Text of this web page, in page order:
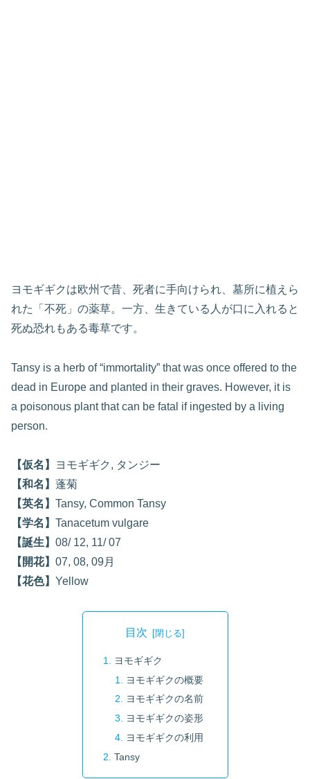
ヨモギギクは欧州で昔、死者に手向けられ、墓所に植えら
れた「不死」の薬草。一方、生きている人が口に入れると
死ぬ恐れもある毒草です。
Tansy is a herb of “immortality” that was once offered to the
dead in Europe and planted in their graves. However, it is
a poisonous plant that can be fatal if ingested by a living
person.
【仮名】
ヨモギギク, タンジー
【和名】 蓬菊
【英名】 Tansy, Common Tansy
【学名】 Tanacetum vulgare
【誕生】 08/ 12, 11/ 07
【開花】 07, 08, 09月
【花色】 Yellow
目次
ヨモギギク
ヨモギギクの概要
ヨモギギクの名前
ヨモギギクの姿形
ヨモギギクの利用
Tansy